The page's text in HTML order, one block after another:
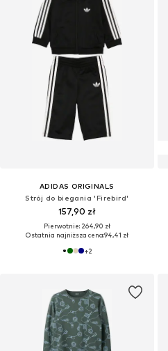
ADIDAS ORIGINALS
Strój do biegania 'Firebird'
157,90 zł
Pierwotnie: 264,90 zł
Ostatnia najniższa cena:94,41 zł
+2